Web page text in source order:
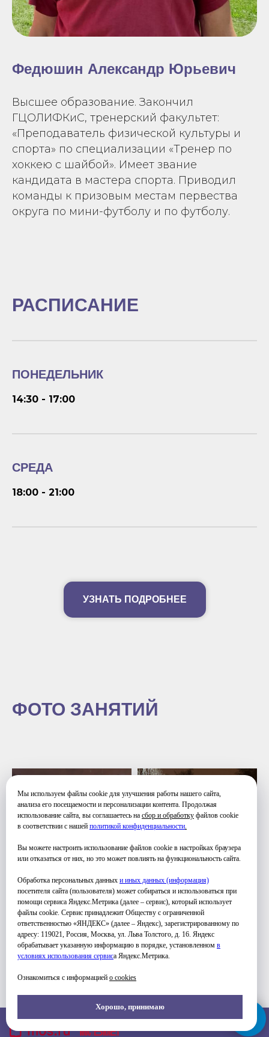
Мы используем файлы cookie для улучшения работы нашего сайта,
анализа его посещаемости и персонализации контента. Продолжая
использование сайта, вы соглашаетесь на сбор и обработку файлов cookie
в соответствии с нашей политикой конфиденциальности.
Вы можете настроить использование файлов cookie в настройках браузера
или отказаться от них, но это может повлиять на функциональность сайта.
Обработка персональных данных и иных данных (информация)
посетителя сайта (пользователя) может собираться и использоваться при
помощи сервиса Яндекс.Метрика (далее – сервис), который использует
файлы cookie. Сервис принадлежит Обществу с ограниченной
ответственностью «ЯНДЕКС» (далее – Яндекс), зарегистрированному по
адресу: 119021, Россия, Москва, ул. Льва Толстого, д. 16. Яндекс
обрабатывает указанную информацию в порядке, установленном в
условиях использования сервиса Яндекс.Метрика.
Ознакомиться с информацией о cookies
Хорошо, принимаю
Федюшин Александр Юрьевич
Высшее образование. Закончил
ГЦОЛИФКиС, тренерский факультет:
«Преподаватель физической культуры и
спорта» по специализации «Тренер по
хоккею с шайбой». Имеет звание
кандидата в мастера спорта. Приводил
команды к призовым местам первества
округа по мини-футболу и по футболу.
РАСПИСАНИЕ
ПОНЕДЕЛЬНИК
14:30 - 17:00
СРЕДА
18:00 - 21:00
УЗНАТЬ ПОДРОБНЕЕ
ФОТО ЗАНЯТИЙ